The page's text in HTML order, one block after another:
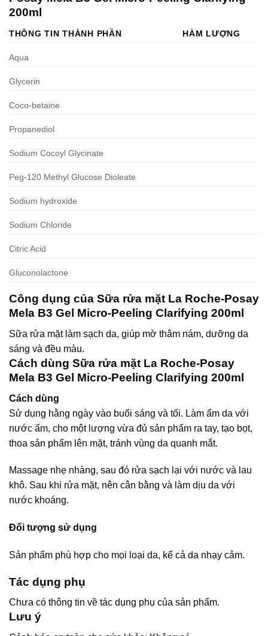
200ml
THÔNG TIN THÀNH PHẦN HÀM LƯỢNG
Aqua
Glycerin
Coco-betaine
Propanediol
Sodium Cocoyl Glycinate
Peg-120 Methyl Glucose Dioleate
Sodium hydroxide
Sodium Chloride
Citric Acid
Gluconolactone
Công dụng của Sữa rửa mặt La Roche-Posay
Mela B3 Gel Micro-Peeling Clarifying 200ml
Sữa rửa mặt làm sạch da, giúp mờ thâm nám, dưỡng da
sáng và đều màu.
Cách dùng Sữa rửa mặt La Roche-Posay
Mela B3 Gel Micro-Peeling Clarifying 200ml
Cách dùng
Sử dụng hằng ngày vào buổi sáng và tối. Làm ẩm da với
nước ấm, cho một lượng vừa đủ sản phẩm ra tay, tạo bọt,
thoa sản phẩm lên mặt, tránh vùng da quanh mắt.
Massage nhẹ nhàng, sau đó rửa sạch lại với nước và lau
khô. Sau khi rửa mặt, nên cân bằng và làm dịu da với
nước khoáng.
Đối tượng sử dụng
Sản phẩm phù hợp cho mọi loại da, kể cả da nhạy cảm.
Tác dụng phụ
Chưa có thông tin về tác dụng phụ của sản phẩm.
Lưu ý